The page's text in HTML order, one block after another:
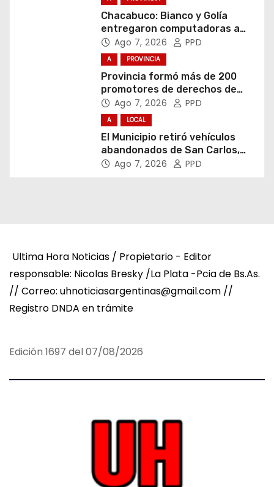
Chacabuco: Bianco y Golía
entregaron computadoras a
estudiantes
Ago 7, 2026 PPD
A PROVINCIA
Provincia formó más de 200
promotores de derechos de
niñas, niños y adolescentes
Ago 7, 2026 PPD
A LOCAL
El Municipio retiró vehículos
abandonados de San Carlos,
Olmos y el casco urbano
Ago 7, 2026 PPD
Ultima Hora Noticias / Propietario - Editor
responsable: Nicolas Bresky /La Plata -Pcia de Bs.As.
// Correo: uhnoticiasargentinas@gmail.com //
Registro DNDA en trámite
Edición 1697 del 07/08/2026